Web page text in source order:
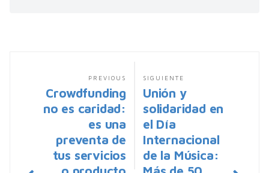
PREVIOUS
Crowdfunding
no es caridad:
es una
preventa de
tus servicios
SIGUIENTE
Unión y
solidaridad en
el Día
Internacional
de la Música: